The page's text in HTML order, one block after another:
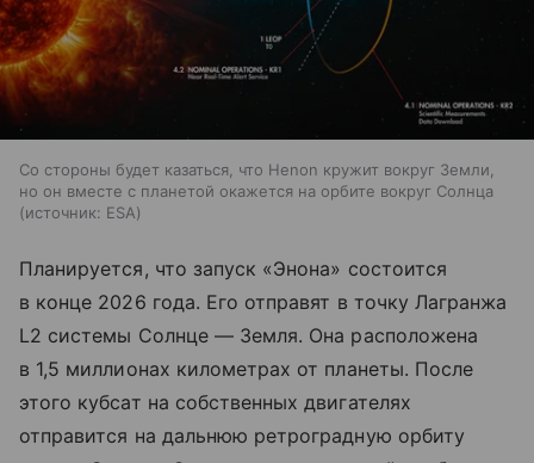
Со стороны будет казаться, что Henon кружит вокруг Земли,
но он вместе с планетой окажется на орбите вокруг Солнца
источник: ESA
Планируется, что запуск «Энона» состоится
в конце 2026 года. Его отправят в точку Лагранжа
L2 системы Солнце — Земля. Она расположена
в 1,5 миллионах километрах от планеты. После
этого кубсат на собственных двигателях
отправится на дальнюю ретроградную орбиту